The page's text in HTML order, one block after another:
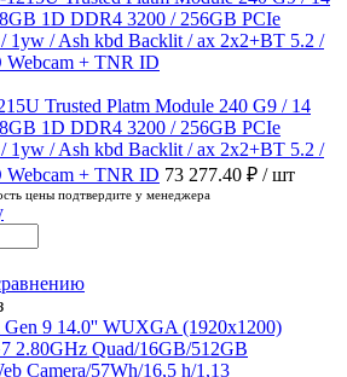
Trusted Platm Module 240 G9 / 14
1D DDR4 3200 / 256GB PCIe
1yw / Ash kbd Backlit / ax 2x2+BT 5.2 /
+ TNR ID 73 277.40 ₽ / шт
цены подтвердите у менеджера